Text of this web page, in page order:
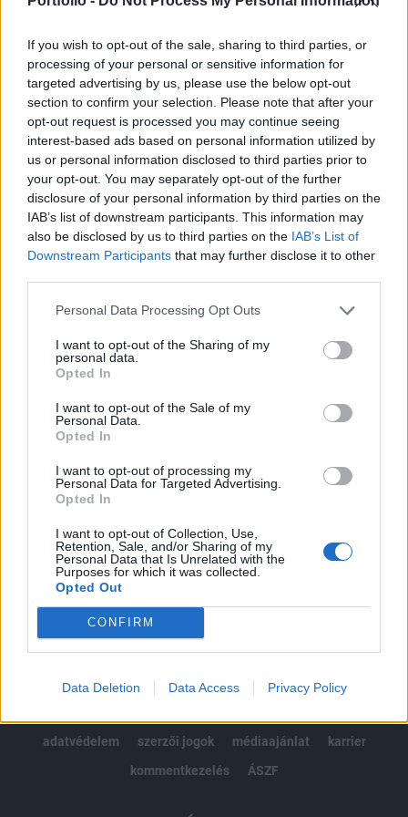
If you wish to opt-out of the sale, sharing to third parties, or
processing of your personal or sensitive information for
targeted advertising by us, please use the below opt-out
section to confirm your selection. Please note that after your
opt-out request is processed you may continue seeing
interest-based ads based on personal information utilized by
us or personal information disclosed to third parties prior to
your opt-out. You may separately opt-out of the further
disclosure of your personal information by third parties on the
IAB’s list of downstream participants. This information may
also be disclosed by us to third parties on the IAB’s List of
Downstream Participants that may further disclose it to other
Personal Data Processing Opt Outs
I want to opt-out of the Sharing of my
personal data.
Opted In
I want to opt-out of the Sale of my
Personal Data.
Opted In
I want to opt-out of processing my
Personal Data for Targeted Advertising.
Opted In
I want to opt-out of Collection, Use,
Retention, Sale, and/or Sharing of my
Personal Data that Is Unrelated with the
Purposes for which it was collected.
Opted Out
CONFIRM
Data Deletion Data Access Privacy Policy
legjelentősebb üzleti fenntarthatósági találkozója, a
Portfolio Sustainable World 2026. A szektorsemleges
konferencia a zöld gazdasággal kapcsolatos
aktualitásokkal, a legégetőbb beavatkozási gyakorlatokkal
foglalkozik, de emellett helyszíne a Green Awards
díjátadónak is. Részletek a linken.Információ és
jelentkezésA nap...
KEDVES OLVASÓNK!
A keresett cikk a portfolio.hu hírarchívumához
tartozik, melynek olvasása előfizetéses
Az előfizetés a következőket tartalmazza:
Portfolio.hu teljes cikkarchívum
Kötéslisták: BÉT elmúlt 2 év napon belüli
kötéslistái
Előfizetés
MÁR ELŐFIZETŐNK VAGY?BEJELENTKEZÉS
© 2026 Portfolio
adatvédelem
szerzői jogok médiaajánlat
karrier
kommentkezelés
ÁSZF